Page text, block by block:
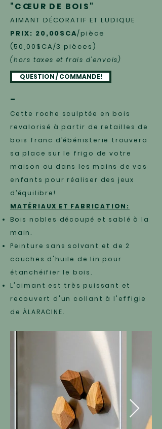
"CŒUR DE BOIS"
AIMANT DÉCORATIF ET LUDIQUE
PRIX: 20,00$CA/pièce
(50,00$CA/3 pièces)
(hors taxes et frais d'envois)
-
Cette roche sculptée en bois
revalorisé à partir de retailles de
bois franc d’ébénisterie trouvera
sa place sur le frigo de votre
maison ou dans les mains de vos
enfants pour réaliser des jeux
d’équilibre!
MATÉRIAUX ET FABRICATION:
Bois nobles découpé et sablé à la
main.
Peinture sans solvant et de 2
couches d'huile de lin pour
étanchéifier le bois.
L'aimant est très puissant et
recouvert d'un collant à l'effigie
de ÀLARACINE.
QUESTION / COMMANDE!